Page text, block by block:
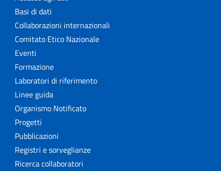
Basi di dati
Collaborazioni internazionali
Comitato Etico Nazionale
Eventi
Formazione
Laboratori di riferimento
Linee guida
Organismo Notificato
Progetti
Pubblicazioni
Registri e sorveglianze
Ricerca collaboratori